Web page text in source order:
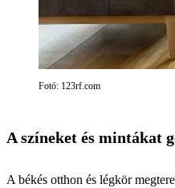
Fotó: 123rf.com
A színeket és mintákat
A békés otthon és légkör